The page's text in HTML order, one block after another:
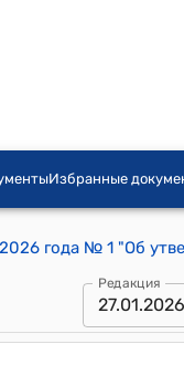
Избранные
Редакция
27.01.2026